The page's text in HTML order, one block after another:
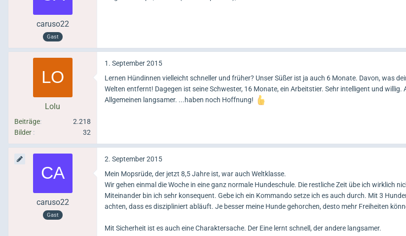
caruso22
Gast
Lolu
Beiträge
2.218
Bilder
32
1. September 2015
Lernen Hündinnen vielleicht schneller und früher? Unser Süßer ist ja auch 6 Monate. Davon, was
Welten entfernt! Dagegen ist seine Schwester, 16 Monate, ein Arbeitstier. Sehr intelligent und willig.
Allgemeinen langsamer. ...haben noch Hoffnung!
caruso22
Gast
2. September 2015
Mein Mopsrüde, der jetzt 8,5 Jahre ist, war auch Weltklasse.
Wir gehen einmal die Woche in eine ganz normale Hundeschule. Die restliche Zeit übe ich wirklich
Miteinander bin ich sehr konsequent. Gebe ich ein Kommando setze ich es auch durch. Mit 3
achten, dass es diszipliniert abläuft. Je besser meine Hunde gehorchen, desto mehr Freiheiten
Mit Sicherheit ist es auch eine Charaktersache. Der Eine lernt schnell, der andere langsamer.